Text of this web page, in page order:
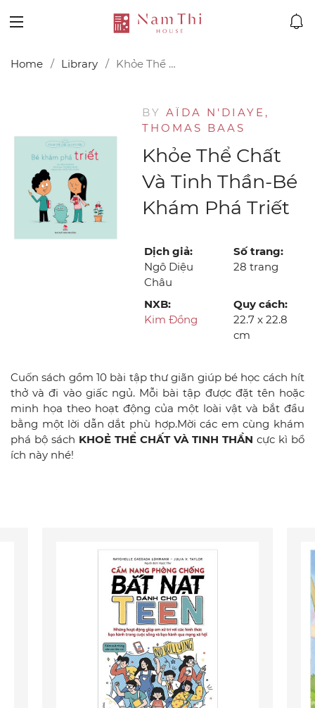
Home Library Khỏe Thể Chất Và Tinh Thần-Bé Khám Phá Triết
BY AÏDA N'DIAYE,
THOMAS BAAS
Khỏe Thể Chất
Và Tinh Thần-Bé
Khám Phá Triết
Dịch giả:
Ngô Diệu
Châu
Số trang:
28 trang
NXB:
Kim Đồng
Quy cách:
22.7 x 22.8
cm
Cuốn sách gồm 10 bài tập thư giãn giúp bé học cách hít
thở và đi vào giấc ngủ. Mỗi bài tập được đặt tên hoặc
minh họa theo hoạt động của một loài vật và bắt đầu
bằng một lời dẫn dắt phù hợp.Mời các em cùng khám
phá bộ sách KHOẺ THỂ CHẤT VÀ TINH THẦN cực kì bổ
ích này nhé!